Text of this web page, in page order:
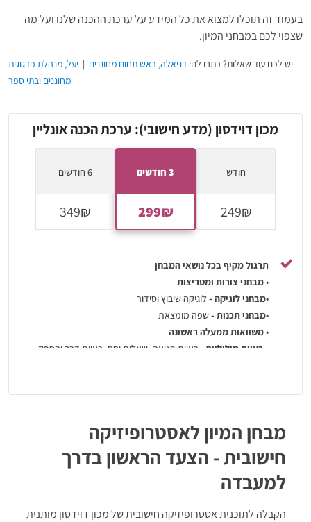
בעמוד זה תוכלו למצוא את כל המידע על ערכת ההכנה שלנו ועל מה
שצפוי לכם במבחני המיון.
יש לכם עוד שאלות? כתבו לנו: דניאלה, ראש תחום מחוננים | יעל, מנהלת פדגוגית
מחוננים ובתי ספר
מכון דוידסון (מדע חישובי): ערכת הכנה אונליין
חודש 3 חודשים
‏299₪
6 חודשים
תרגול מקיף בכל נושאי המבחן
•מבחני צורות ומטריצות
•מבחני לוגיקה - לוגיקה שיבוץ וסידור
•מבחני תכנות -שפה מומצאת
•משוואות ממעלה ראשונה
• בעיות מילוליות - בעיות תנועה, שאלות יחס, בעיות דרך והספק
•אומדנים- אחוזים, שורשים וחזקות
הסברים מפורטים
- הכוללים אסטרטגיות פתרון למענה מהיר וזריז
וטיפים ייחודיים
- מושגים בסיסיים שחשוב להכיר לפני המבחן וקובצי הסבר
המיועדים להדפסה
מבחן המיון לאסטרופיזיקה
חישובית - הצעד הראשון בדרך
למעבדה
הקבלה לתוכנית אסטרופיזיקה חישובית של מכון דוידסון מותנית